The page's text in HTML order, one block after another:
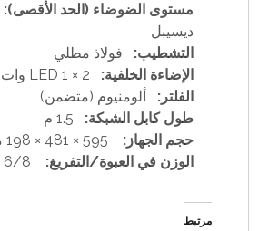
مستوى الضوضاء (الحد الأقصى):
ديسيبل
التشطيب:
فولاذ مطلي
الإضاءة الخلفية:
الفلتر:
ألومنيوم (متضمن)
طول كابل الشبكة:
حجم الجهاز:
الوزن في العبوة/التفريغ:
مرتبط